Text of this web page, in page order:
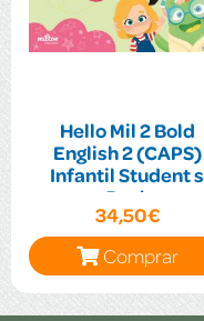
Hello Mil 2 Bold
English 2 (CAPS)
Infantil Student s
Book
34,50€
Comprar